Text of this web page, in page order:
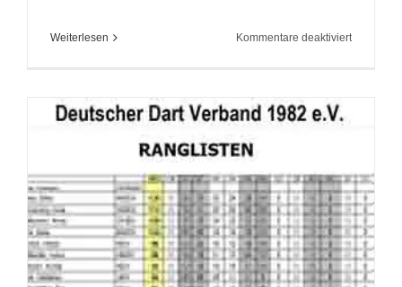
Weiterlesen Kommentare deaktiviertfür